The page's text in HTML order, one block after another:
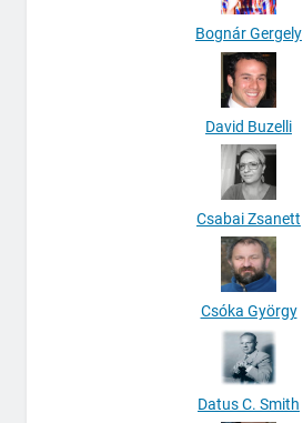
Bognár Gergely
David Buzelli
Csabai Zsanett
Csóka György
Datus C. Smith